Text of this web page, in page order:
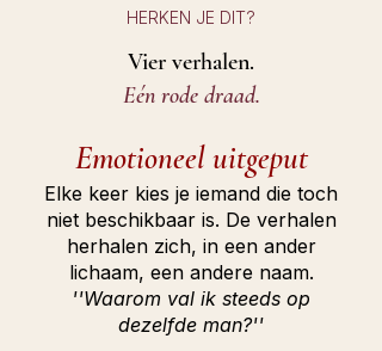
HERKEN JE DIT?
Vier verhalen.
Eén rode draad.
Emotioneel uitgeput
Elke keer kies je iemand die toch
niet beschikbaar is. De verhalen
herhalen zich, in een ander
lichaam, een andere naam.
''Waarom val ik steeds op
dezelfde man?''